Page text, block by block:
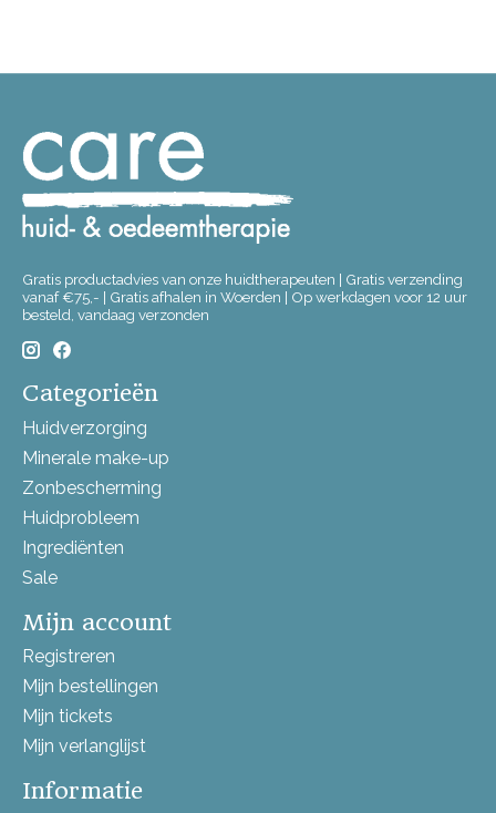
Gratis productadvies van onze huidtherapeuten | Gratis verzending
vanaf €75,- | Gratis afhalen in Woerden | Op werkdagen voor 12 uur
besteld, vandaag verzonden
Categorieën
Huidverzorging
Minerale make-up
Zonbescherming
Huidprobleem
Ingrediënten
Sale
Mijn account
Registreren
Mijn bestellingen
Mijn tickets
Mijn verlanglijst
Informatie